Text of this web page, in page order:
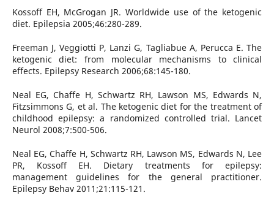
Kossoff EH, McGrogan JR. Worldwide use of the ketogenic
diet. Epilepsia 2005;46:280-289.
Freeman J, Veggiotti P, Lanzi G, Tagliabue A, Perucca E. The
ketogenic diet: from molecular mechanisms to clinical
effects. Epilepsy Research 2006;68:145-180.
Neal EG, Chaffe H, Schwartz RH, Lawson MS, Edwards N,
Fitzsimmons G, et al. The ketogenic diet for the treatment of
childhood epilepsy: a randomized controlled trial. Lancet
Neurol 2008;7:500-506.
Neal EG, Chaffe H, Schwartz RH, Lawson MS, Edwards N, Lee
PR, Kossoff EH. Dietary treatments for epilepsy:
management guidelines for the general practitioner.
Epilepsy Behav 2011;21:115-121.